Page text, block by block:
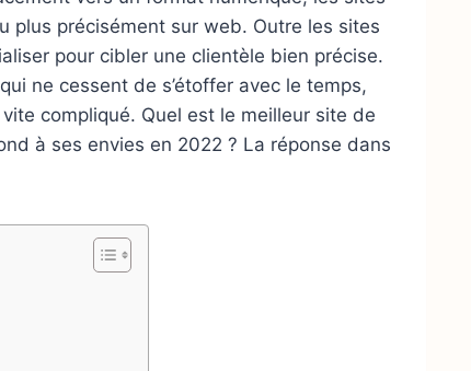
plus précisément sur web. Outre les sites
pour cibler une clientèle bien précise.
ne cessent de s’étoffer avec le temps,
compliqué. Quel est le meilleur site de
à ses envies en 2022 ? La réponse dans